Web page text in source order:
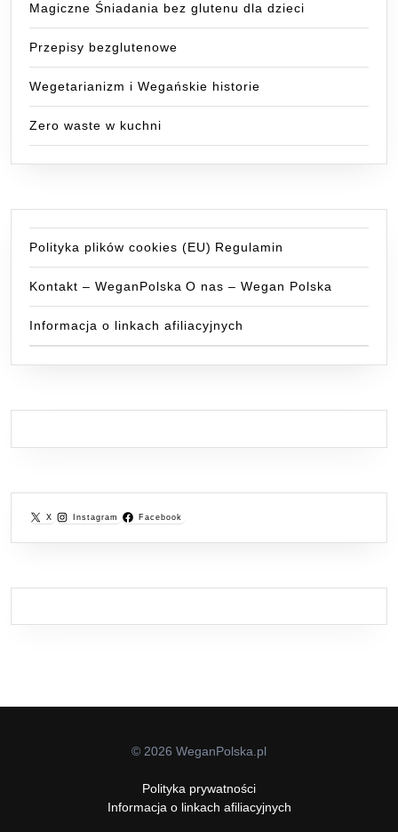
Magiczne Śniadania bez glutenu dla dzieci
Przepisy bezglutenowe
Wegetarianizm i Wegańskie historie
Zero waste w kuchni
Polityka plików cookies (EU) Regulamin
Kontakt – WeganPolska O nas – Wegan Polska
Informacja o linkach afiliacyjnych
X Instagram Facebook
© 2026 WeganPolska.pl
Polityka prywatności
Informacja o linkach afiliacyjnych